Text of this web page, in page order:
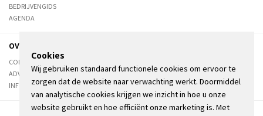
BEDRIJVENGIDS
AGENDA
OVER DE STIENSER
CONTACT
ADVERTEREN
INFORMATIE
Cookies
Wij gebruiken standaard functionele cookies om ervoor te
zorgen dat de website naar verwachting werkt. Doormiddel
van analytische cookies krijgen we inzicht in hoe u onze
website gebruikt en hoe efficiënt onze marketing is. Met